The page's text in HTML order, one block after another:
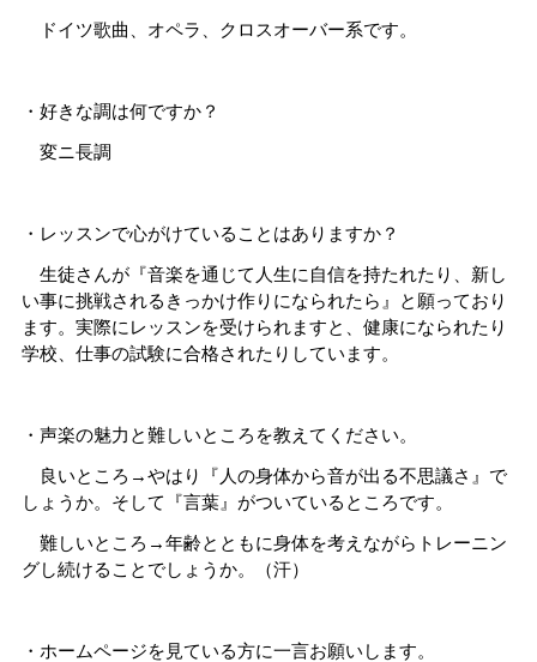
ドイツ歌曲、オペラ、クロスオーバー系です。
・好きな調は何ですか？
変ニ長調
・レッスンで心がけていることはありますか？
生徒さんが『音楽を通じて人生に自信を持たれたり、新し
い事に挑戦されるきっかけ作りになられたら』と願っており
ます。実際にレッスンを受けられますと、健康になられたり
学校、仕事の試験に合格されたりしています。
・声楽の魅力と難しいところを教えてください。
良いところ→やはり『人の身体から音が出る不思議さ』で
しょうか。そして『言葉』がついているところです。
難しいところ→年齢とともに身体を考えながらトレーニン
グし続けることでしょうか。（汗）
・ホームページを見ている方に一言お願いします。